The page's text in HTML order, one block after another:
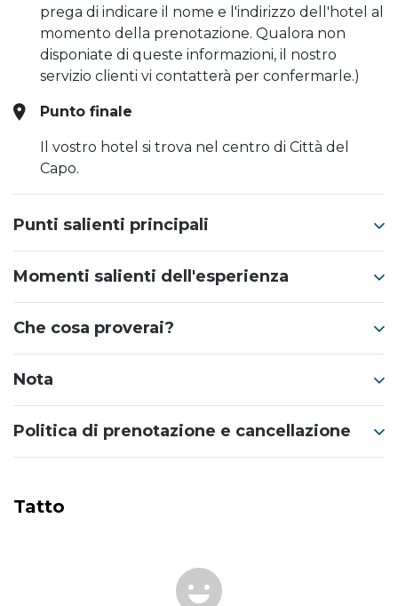
prega di indicare il nome e l'indirizzo dell'hotel al
momento della prenotazione. Qualora non
disponiate di queste informazioni, il nostro
servizio clienti vi contatterà per confermarle.)
Punto finale
Il vostro hotel si trova nel centro di Città del
Capo.
Punti salienti principali
Momenti salienti dell'esperienza
Che cosa proverai?
Nota
Politica di prenotazione e cancellazione
Tatto